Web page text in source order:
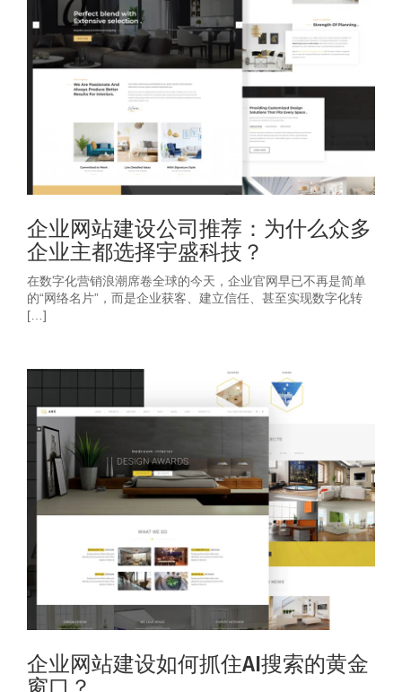
企业网站建设公司推荐：为什么众多
企业主都选择宇盛科技？
在数字化营销浪潮席卷全球的今天，企业官网早已不再是简单
的“网络名片”，而是企业获客、建立信任、甚至实现数字化转
[…]
企业网站建设如何抓住AI搜索的黄金